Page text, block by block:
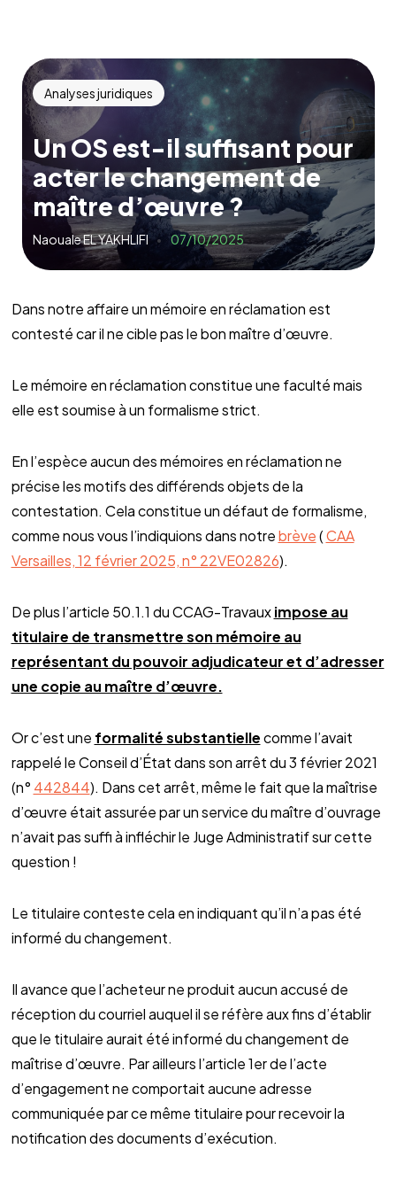
Analyses juridiques
Un OS est-il suffisant pour
acter le changement de
maître d’œuvre ?
Naouale EL YAKHLIFI 07/10/2025
Dans notre affaire un mémoire en réclamation est
contesté car il ne cible pas le bon maître d’œuvre.
Le mémoire en réclamation constitue une faculté mais
elle est soumise à un formalisme strict.
En l’espèce aucun des mémoires en réclamation ne
précise les motifs des différends objets de la
contestation. Cela constitue un défaut de formalisme,
comme nous vous l’indiquions dans notrebrève(CAA
Versailles, 12 février 2025, n° 22VE02826).
De plus l’article 50.1.1 du CCAG-Travauximpose au
titulaire de transmettre son mémoire au
représentant du pouvoir adjudicateur et d’adresser
une copie au maître d’œuvre.
Or c’est une formalité substantiellecomme l’avait
rappelé le Conseil d’État dans son arrêt du 3 février 2021
(n° 442844). Dans cet arrêt, même le fait que la maîtrise
d’œuvre était assurée par un service du maître d’ouvrage
n’avait pas suffi à infléchir le Juge Administratif sur cette
question !
Le titulaire conteste cela en indiquant qu’il n’a pas été
informé du changement.
Il avance que l’acheteur ne produit aucun accusé de
réception du courriel auquel il se réfère aux fins d’établir
que le titulaire aurait été informé du changement de
maîtrise d’œuvre. Par ailleurs l’article 1er de l’acte
d’engagement ne comportait aucune adresse
communiquée par ce même titulaire pour recevoir la
notification des documents d’exécution.